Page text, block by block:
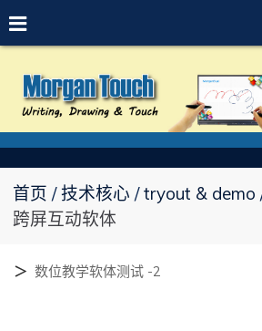
首页 技术核心 tryout & demo
跨屏互动软体
＞ 数位教学软体测试 -2